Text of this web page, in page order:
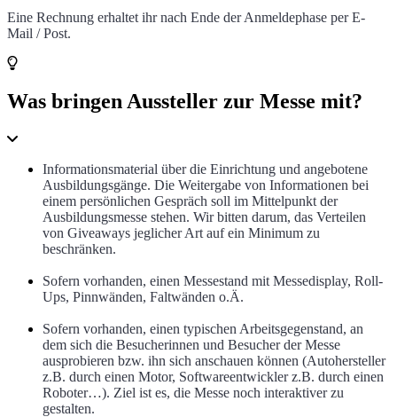
Eine Rechnung erhaltet ihr nach Ende der Anmeldephase per E-
Mail / Post.
Was bringen Aussteller zur Messe mit?
Informationsmaterial über die Einrichtung und angebotene
Ausbildungsgänge. Die Weitergabe von Informationen bei
einem persönlichen Gespräch soll im Mittelpunkt der
Ausbildungsmesse stehen. Wir bitten darum, das Verteilen
von Giveaways jeglicher Art auf ein Minimum zu
beschränken.
Sofern vorhanden, einen Messestand mit Messedisplay, Roll-
Ups, Pinnwänden, Faltwänden o.Ä.
Sofern vorhanden, einen typischen Arbeitsgegenstand, an
dem sich die Besucherinnen und Besucher der Messe
ausprobieren bzw. ihn sich anschauen können (Autohersteller
z.B. durch einen Motor, Softwareentwickler z.B. durch einen
Roboter…). Ziel ist es, die Messe noch interaktiver zu
gestalten.